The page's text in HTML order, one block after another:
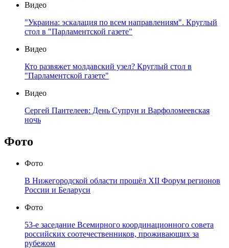
Видео
"Украина: эскалация по всем направлениям". Круглый
стол в "Парламентской газете"
Видео
Кто развяжет молдавский узел? Круглый стол в
"Парламентской газете"
Видео
Сергей Пантелеев: День Супрун и Варфоломеевская
ночь
Фото
Фото
В Нижегородской области прошёл XII Форум регионов
России и Беларуси
Фото
53-е заседание Всемирного координационного совета
российских соотечественников, проживающих за
рубежом